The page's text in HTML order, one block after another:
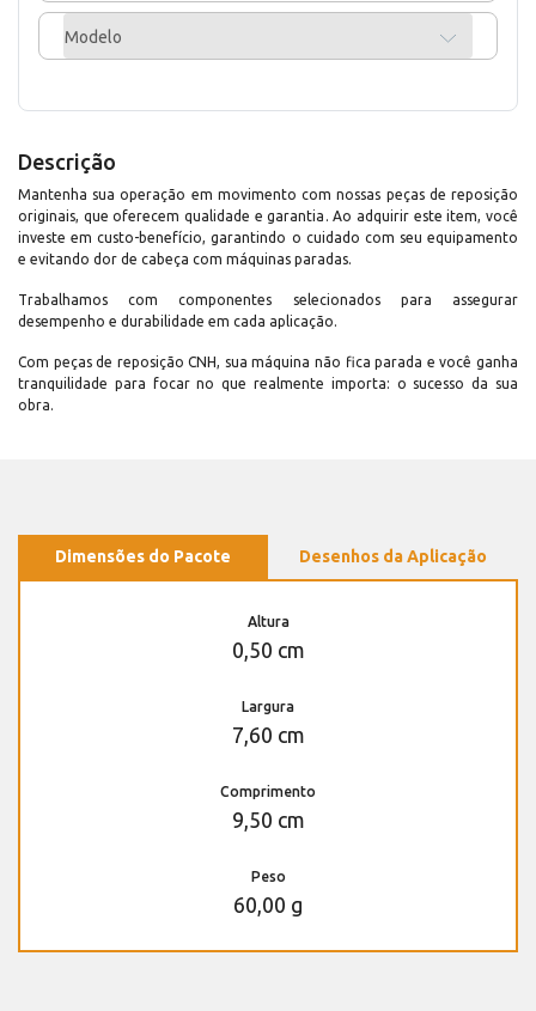
Modelo
Descrição
Mantenha sua operação em movimento com nossas peças de reposição
originais, que oferecem qualidade e garantia. Ao adquirir este item, você
investe em custo-benefício, garantindo o cuidado com seu equipamento
e evitando dor de cabeça com máquinas paradas.
Trabalhamos com componentes selecionados para assegurar
desempenho e durabilidade em cada aplicação.
Com peças de reposição CNH, sua máquina não fica parada e você ganha
tranquilidade para focar no que realmente importa: o sucesso da sua
obra.
Dimensões do Pacote Desenhos da Aplicação
Altura
0,50 cm
Largura
7,60 cm
Comprimento
9,50 cm
Peso
60,00 g